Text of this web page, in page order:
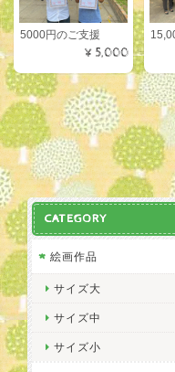
5000円のご支援
¥5,000
CATEGORY
絵画作品
サイズ大
サイズ中
サイズ小